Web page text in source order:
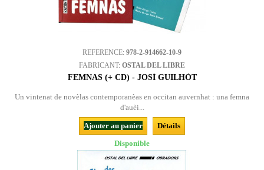
REFERENCE: 978-2-914662-10-9
FABRICANT: OSTAL DEL LIBRE
FEMNAS (+ CD) - JOSÍ GUILHÒT
Un vintenat de novèlas contemporanèas en occitan auvernhat : una femna
d'auèi...
Ajouter au panier
Détails
Disponible